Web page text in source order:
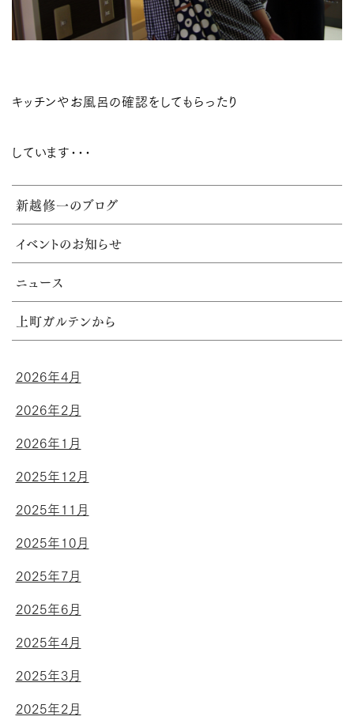
キッチンやお風呂の確認をしてもらったり
しています･･･
新越修一のブログ
イベントのお知らせ
ニュース
上町ガルテンから
2026年4月
2026年2月
2026年1月
2025年12月
2025年11月
2025年10月
2025年7月
2025年6月
2025年4月
2025年3月
2025年2月